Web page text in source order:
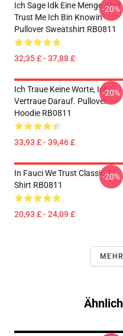
Ich Sage Idk Eine Menge Aber
Trust Me Ich Bin Knowin
Pullover Sweatshirt RB0811
32,35 £ - 37,88 £
-20%
Ich Traue Keine Worte, Ich
Vertraue Darauf. Pullover
Hoodie RB0811
33,93 £ - 39,46 £
-20%
In Fauci We Trust Classic T-
Shirt RB0811
20,93 £ - 24,09 £
-20%